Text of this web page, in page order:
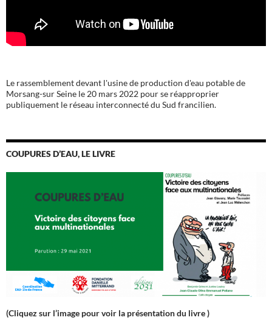
Le rassemblement devant l'usine de production d'eau potable de
Morsang-sur Seine le 20 mars 2022 pour se réapproprier
publiquement le réseau interconnecté du Sud francilien.
COUPURES D’EAU, LE LIVRE
(Cliquez sur l’image pour voir la présentation du livre )